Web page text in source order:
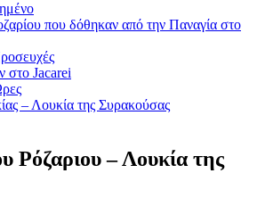
που δόθηκαν από την Παναγία στο
στο Jacarei
– Λουκία της Συρακούσας
Ρόζαριου – Λουκία της